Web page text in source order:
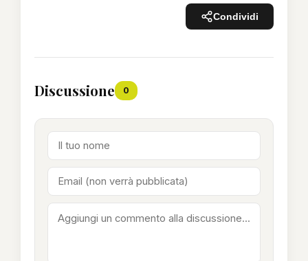
Condividi
Discussione 0